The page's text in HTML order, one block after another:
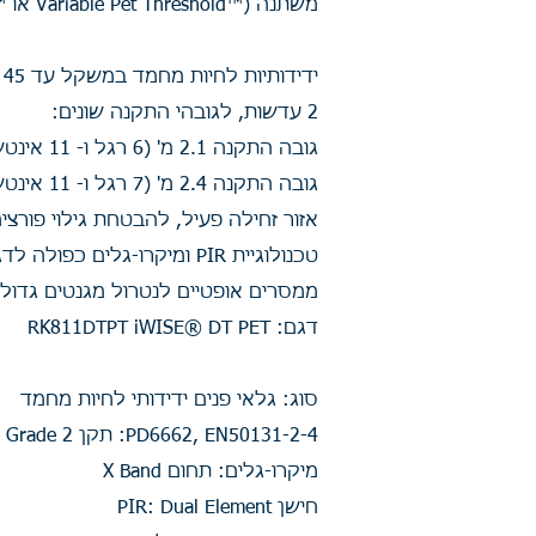
משתנה (™Variable Pet Threshold או ™VPT) ועם אזור זחילה פעיל, מבטיח גילוי פורצים ובו בזמן גם חסינות בפני אזעקות שווא מחיות המחמד
ידידותיות לחיות מחמד במשקל עד 45 ק"ג (100 ליברות)
2 עדשות, לגובהי התקנה שונים:
גובה התקנה 2.1 מ' (6 רגל ו- 11 אינטש), כיסוי: 11 מ' x 11 מ' (35 x 35 רגל)
גובה התקנה 2.4 מ' (7 רגל ו- 11 אינטש), כיסוי: 8 מ' x 8 מ' (27 x 27 רגל)
אזור זחילה פעיל, להבטחת גילוי
טכנולוגיית PIR ומיקרו-גלים כפולה לדגם DT PET
ממסרים אופטיים לנטרול מגנטים
דגם: RK811DTPT iWISE® DT PET
סוג: גלאי פנים ידידותי לחיות מחמד
PD6662, EN50131-2-4: תקן 2 Grade
מיקרו-גלים: תחום X Band
חישן PIR: Dual Element